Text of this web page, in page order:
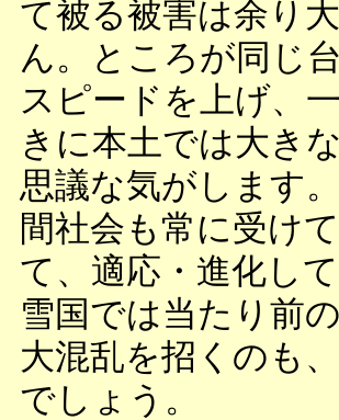
て被る被害は余り
ん。ところが同じ
スピードを上げ、
きに本土では大き
思議な気がします
間社会も常に受け
て、適応・進化し
雪国では当たり前
大混乱を招くのも
でしょう。